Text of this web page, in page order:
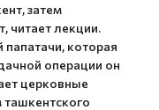
затем
читает лекции.
которая
операции он
церковные